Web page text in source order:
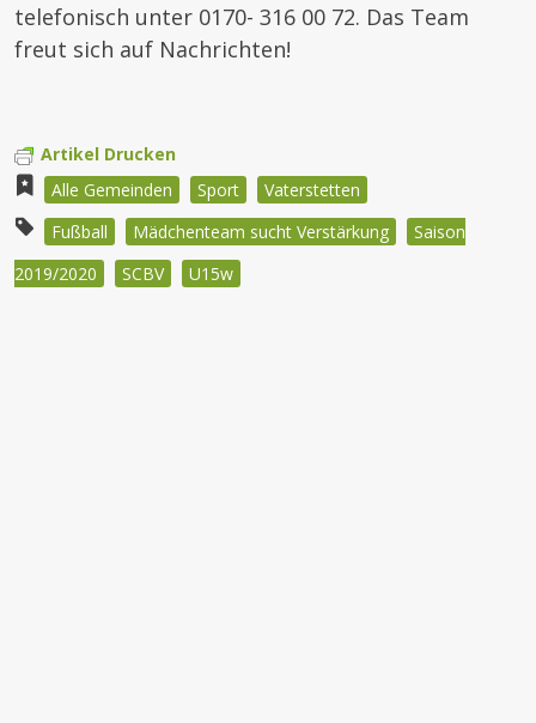
telefonisch unter 0170- 316 00 72. Das Team
freut sich auf Nachrichten!
Artikel Drucken
Alle Gemeinden
Sport
Vaterstetten
Fußball
Mädchenteam sucht Verstärkung
Saison
2019/2020
SCBV U15w